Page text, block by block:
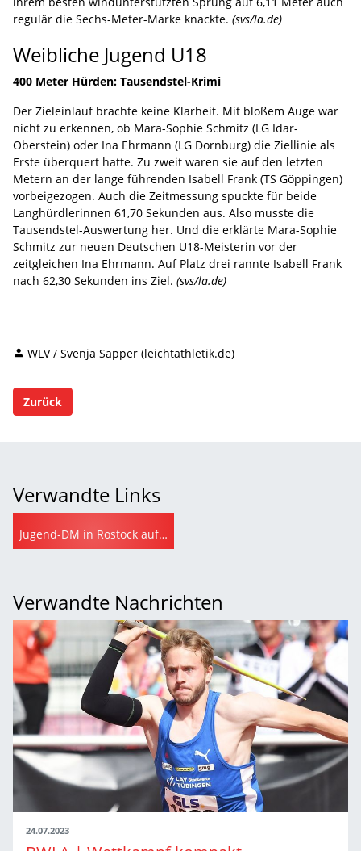
regulär die Sechs-Meter-Marke knackte. (svs/la.de)
Weibliche Jugend U18
400 Meter Hürden: Tausendstel-Krimi
Der Zieleinlauf brachte keine Klarheit. Mit bloßem Auge war
nicht zu erkennen, ob Mara-Sophie Schmitz (LG Idar-
Oberstein) oder Ina Ehrmann (LG Dornburg) die Ziellinie als
Erste überquert hatte. Zu zweit waren sie auf den letzten
Metern an der lange führenden Isabell Frank (TS Göppingen)
vorbeigezogen. Auch die Zeitmessung spuckte für beide
Langhürdlerinnen 61,70 Sekunden aus. Also musste die
Tausendstel-Auswertung her. Und die erklärte Mara-Sophie
Schmitz zur neuen Deutschen U18-Meisterin vor der
zeitgleichen Ina Ehrmann. Auf Platz drei rannte Isabell Frank
nach 62,30 Sekunden ins Ziel. (svs/la.de)
WLV / Svenja Sapper (leichtathletik.de)
Zurück
Verwandte Links
Jugend-DM in Rostock auf leichtathletik.de
Verwandte Nachrichten
24.07.2023